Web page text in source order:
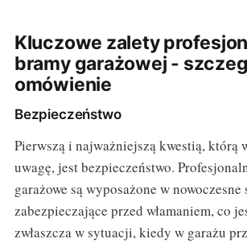
Kluczowe zalety
bramy garażowej -
omówienie
Bezpieczeństwo
Pierwszą i najważniejszą kwestią, którą
uwagę, jest bezpieczeństwo.
garażowe są wyposażone w nowoczesne
zabezpieczające przed włamaniem, co
zwłaszcza w sytuacji, kiedy w garażu